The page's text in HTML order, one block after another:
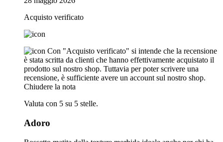
Acquisto verificato
Con "Acquisto verificato" si intende che la recensione
è stata scritta da clienti che hanno effettivamente acquistato il
prodotto sul nostro shop. Tuttavia per poter scrivere una
recensione, è sufficiente avere un account sul nostro shop.
Chiudere la nota
Valuta con 5 su 5 stelle.
Adoro